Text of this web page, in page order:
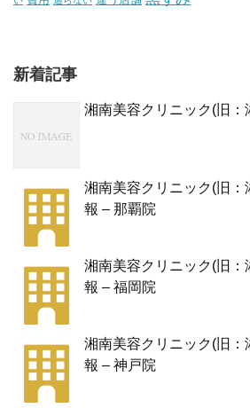
新着記事
湘南美容クリニック(旧：
湘南美容クリニック(旧：
報 – 那覇院
湘南美容クリニック(旧：
報 – 福岡院
湘南美容クリニック(旧：
報 – 神戸院